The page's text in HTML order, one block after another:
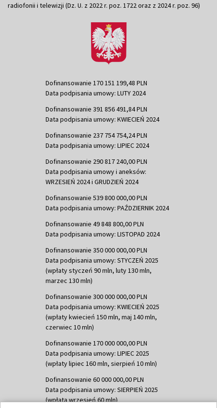
radiofonii i telewizji (Dz. U. z 2022 r. poz. 1722 oraz z 2024 r. poz. 96)
Dofinansowanie 170 151 199,48 PLN
Data podpisania umowy: LUTY 2024
Dofinansowanie 391 856 491,84 PLN
Data podpisania umowy: KWIECIEŃ 2024
Dofinansowanie 237 754 754,24 PLN
Data podpisania umowy: LIPIEC 2024
Dofinansowanie 290 817 240,00 PLN
Data podpisania umowy i aneksów:
WRZESIEŃ 2024 i GRUDZIEŃ 2024
Dofinansowanie 539 800 000,00 PLN
Data podpisania umowy: PAŹDZIERNIK 2024
Dofinansowanie 49 848 800,00 PLN
Data podpisania umowy: LISTOPAD 2024
Dofinansowanie 350 000 000,00 PLN
Data podpisania umowy: STYCZEŃ 2025
(wpłaty styczeń 90 mln, luty 130 mln,
marzec 130 mln)
Dofinansowanie 300 000 000,00 PLN
Data podpisania umowy: KWIECIEŃ 2025
(wpłaty kwiecień 150 mln, maj 140 mln,
czerwiec 10 mln)
Dofinansowanie 170 000 000,00 PLN
Data podpisania umowy: LIPIEC 2025
(wpłaty lipiec 160 mln, sierpień 10 mln)
Dofinansowanie 60 000 000,00 PLN
Data podpisania umowy: SIERPIEŃ 2025
(wpłata wrzesień 60 mln)